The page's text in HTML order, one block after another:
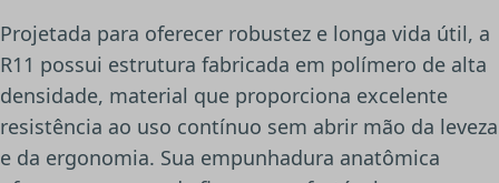
Projetada para oferecer robustez e longa vida útil, a
R11 possui estrutura fabricada em polímero de alta
densidade, material que proporciona excelente
resistência ao uso contínuo sem abrir mão da leveza
e da ergonomia. Sua empunhadura anatômica